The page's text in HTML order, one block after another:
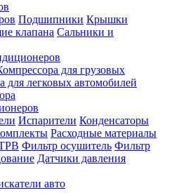
Подшипники Крышки
клапана Сальники и
для грузовых
для легковых автомобилей
Испарители Конденсаторы
Расходные материалы
Фильтр осушитель Фильтр
Датчики давления
авто